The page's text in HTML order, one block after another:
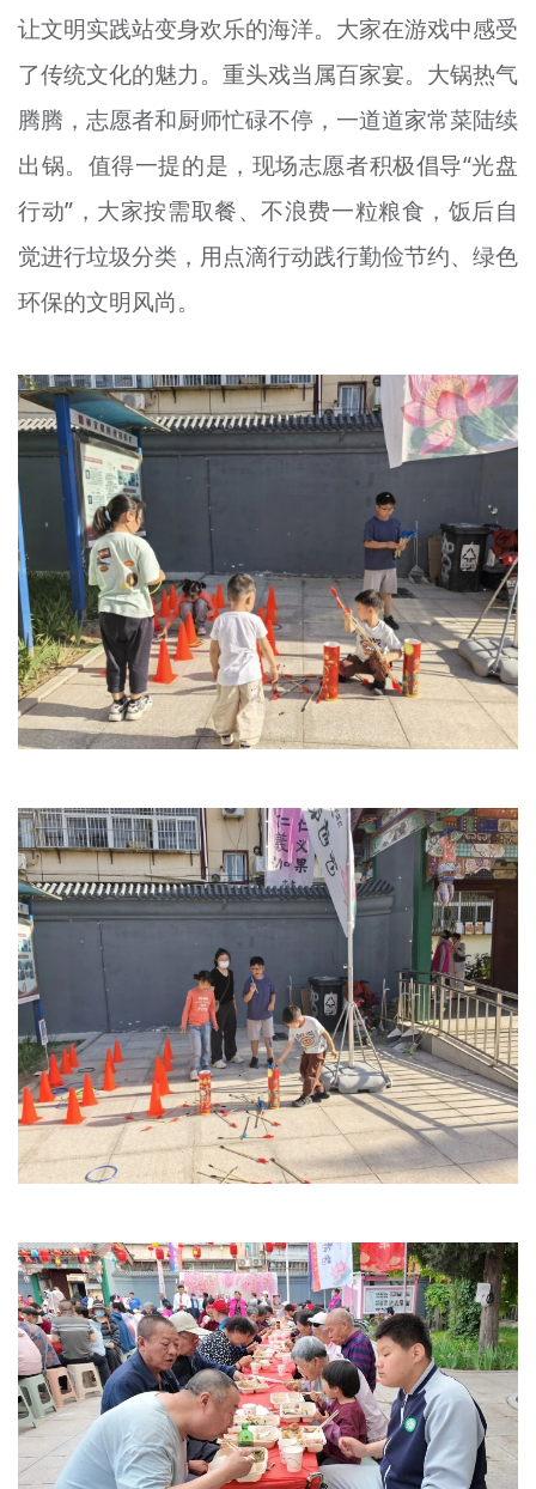
让文明实践站变身欢乐的海洋。大家在游戏中感受
了传统文化的魅力。重头戏当属百家宴。大锅热气
腾腾，志愿者和厨师忙碌不停，一道道家常菜陆续
出锅。值得一提的是，现场志愿者积极倡导“光盘
行动”，大家按需取餐、不浪费一粒粮食，饭后自
觉进行垃圾分类，用点滴行动践行勤俭节约、绿色
环保的文明风尚。